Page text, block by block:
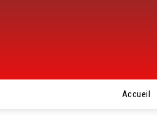
Accueil